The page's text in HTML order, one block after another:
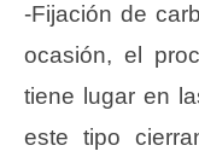
-Fijación de
ocasión, el
tiene lugar en
este tipo